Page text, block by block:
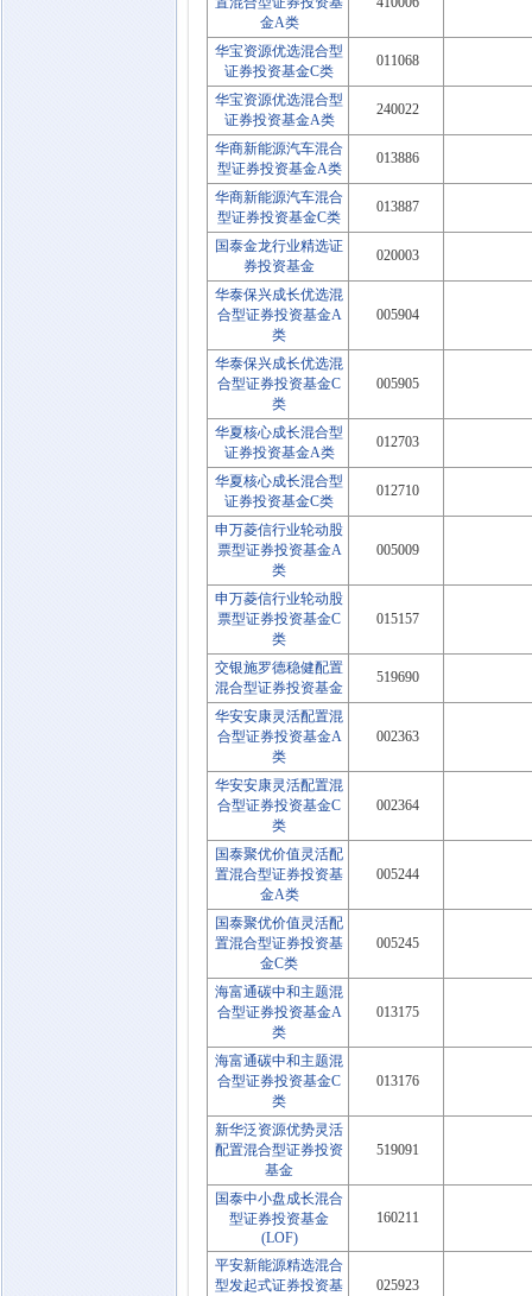
金A类
华宝资源优选混合型
证券投资基金C类
011068
华宝资源优选混合型
证券投资基金A类
240022
华商新能源汽车混合
型证券投资基金A类
013886
华商新能源汽车混合
型证券投资基金C类
013887
国泰金龙行业精选证
券投资基金
020003
华泰保兴成长优选混
合型证券投资基金A
类
005904
华泰保兴成长优选混
合型证券投资基金C
类
005905
华夏核心成长混合型
证券投资基金A类
012703
华夏核心成长混合型
证券投资基金C类
012710
申万菱信行业轮动股
票型证券投资基金A
类
005009
申万菱信行业轮动股
票型证券投资基金C
类
015157
交银施罗德稳健配置
混合型证券投资基金
519690
华安安康灵活配置混
合型证券投资基金A
类
002363
华安安康灵活配置混
合型证券投资基金C
类
002364
国泰聚优价值灵活配
置混合型证券投资基
金A类
005244
国泰聚优价值灵活配
置混合型证券投资基
金C类
005245
海富通碳中和主题混
合型证券投资基金A
类
013175
海富通碳中和主题混
合型证券投资基金C
类
013176
新华泛资源优势灵活
配置混合型证券投资
基金
519091
国泰中小盘成长混合
型证券投资基金
(LOF)
160211
平安新能源精选混合
型发起式证券投资基
025923